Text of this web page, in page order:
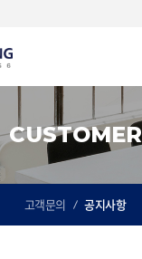
CUSTOMER
고객문의 공지사항